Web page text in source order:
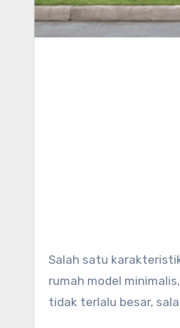
Salah satu karakteristik dari rumah minimalis adalah desain rumah dengan gaya arsitektur modern. Dengan
rumah model
tidak terlalu besar,